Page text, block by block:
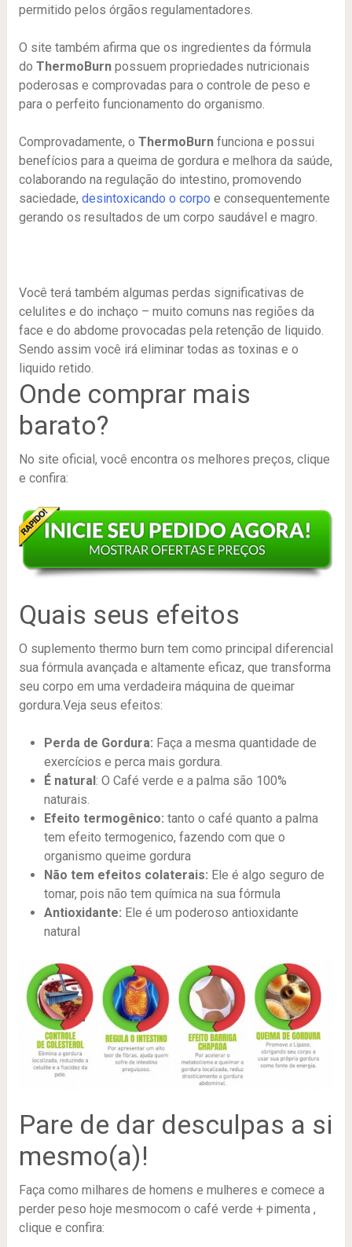
permitido pelos órgãos regulamentadores.
O site também afirma que os ingredientes da fórmula
do ThermoBurn possuem propriedades nutricionais
poderosas e comprovadas para o controle de peso e
para o perfeito funcionamento do organismo.
Comprovadamente, o ThermoBurnfunciona e possui
benefícios para a queima de gordura e melhora da saúde,
colaborando na regulação do intestino, promovendo
saciedade, desintoxicando o corpo e consequentemente
gerando os resultados de um corpo saudável e magro.
Você terá também algumas perdas significativas de
celulites e do inchaço – muito comuns nas regiões da
face e do abdome provocadas pela retenção de liquido.
Sendo assim você irá eliminar todas as toxinas e o
liquido retido.
Onde comprar mais
barato?
No site oficial, você encontra os melhores preços, clique
e confira:
Quais seus efeitos
O suplemento thermo burn tem como principal diferencial
sua fórmula avançada e altamente eficaz, que transforma
seu corpo em uma verdadeira máquina de queimar
gordura.Veja seus efeitos:
Perda de Gordura: Faça a mesma quantidade de
exercícios e perca mais gordura.
É natural: O Café verde e a palma são 100%
naturais.
Efeito termogênico: tanto o café quanto a palma
tem efeito termogenico, fazendo com que o
organismo queime gordura
Não tem efeitos colaterais: Ele é algo seguro de
tomar, pois não tem química na sua fórmula
Antioxidante: Ele é um poderoso antioxidante
natural
Pare de dar desculpas a si
mesmo(a)!
Faça como milhares de homens e mulheres e comece a
perder peso hoje mesmocom o café verde + pimenta ,
clique e confira: